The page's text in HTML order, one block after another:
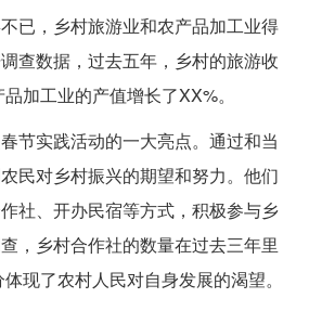
已，乡村旅游业和农产品加工业得
查数据，过去五年，乡村的旅游收
加工业的产值增长了XX%。
节实践活动的一大亮点。通过和当
民对乡村振兴的期望和努力。他们
社、开办民宿等方式，积极参与乡
，乡村合作社的数量在过去三年里
现了农村人民对自身发展的渴望。